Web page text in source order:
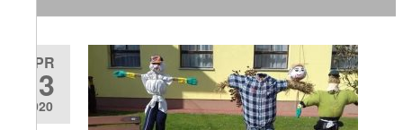
APR
13
2020